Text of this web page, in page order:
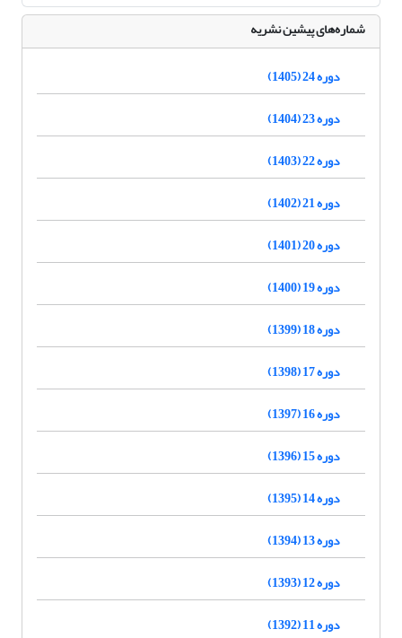
شماره‌های پیشین نشریه
دوره 24 (1405)
دوره 23 (1404)
دوره 22 (1403)
دوره 21 (1402)
دوره 20 (1401)
دوره 19 (1400)
دوره 18 (1399)
دوره 17 (1398)
دوره 16 (1397)
دوره 15 (1396)
دوره 14 (1395)
دوره 13 (1394)
دوره 12 (1393)
دوره 11 (1392)